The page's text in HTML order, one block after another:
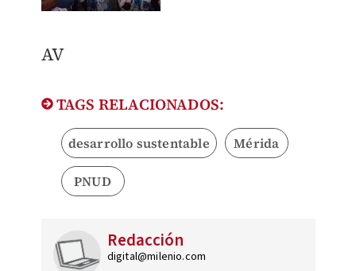
AV
TAGS RELACIONADOS:
desarrollo sustentable Mérida
PNUD
Redacción
digital@milenio.com